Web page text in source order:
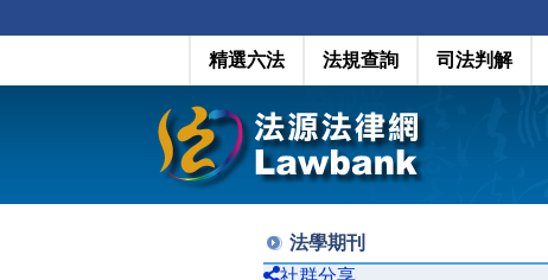
精選六法 法規查詢 司法判解
法學期刊
社群分享